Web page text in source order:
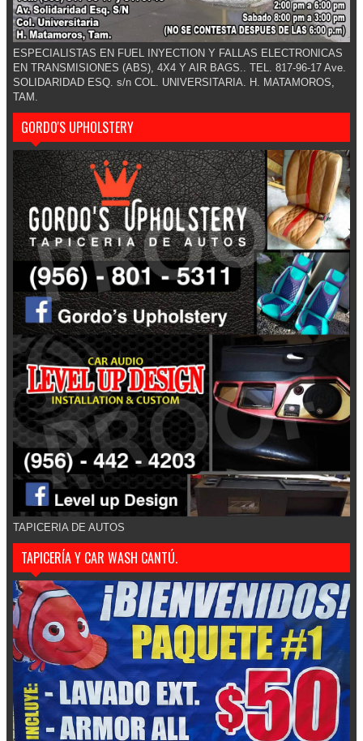
ESPECIALISTAS EN FUEL INYECTION Y FALLAS ELECTRONICAS
EN TRANSMISIONES (ABS), 4X4 Y AIR BAGS.. TEL. 817-96-17 Ave.
SOLIDARIDAD ESQ. s/n COL. UNIVERSITARIA. H. MATAMOROS,
TAM.
GORDO'S UPHOLSTERY
TAPICERIA DE AUTOS
TAPICERÍA Y CAR WASH CANTÚ.